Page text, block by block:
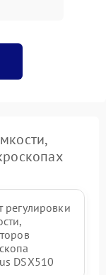
регулировки
DSX510